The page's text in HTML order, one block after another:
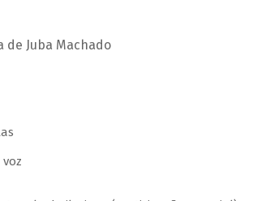
de Juba Machado